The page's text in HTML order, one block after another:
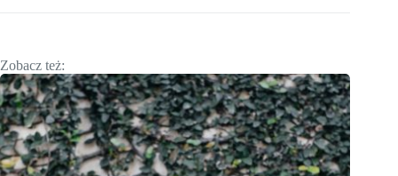
Zobacz też: